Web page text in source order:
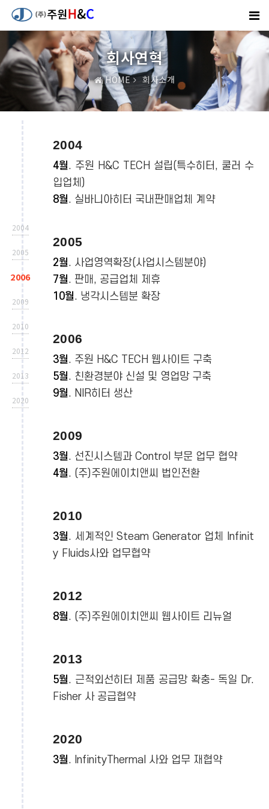
회사연혁
HOME 회사소개
2004
2005
2006
2009
2010
2012
2013
2020
2004
4월. 주원 H&C TECH 설립(특수히터, 쿨러 수
입업체)
8월. 실바니아히터 국내판매업체 계약
2005
2월. 사업영역확장(사업시스템분야)
7월. 판매, 공급업체 제휴
10월. 냉각시스템분 확장
2006
3월. 주원 H&C TECH 웹사이트 구축
5월. 친환경분야 신설 및 영업망 구축
9월. NIR히터 생산
2009
3월. 선진시스템과 Control 부문 업무 협약
4월. (주)주원에이치앤씨 법인전환
2010
3월. 세계적인 Steam Generator 업체 Infinit
y Fluids사와 업무협약
2012
8월. (주)주원에이치앤씨 웹사이트 리뉴얼
2013
5월. 근적외선히터 제품 공급망 확충- 독일 Dr.
Fisher 사 공급협약
2020
3월. InfinityThermal 사와 업무 재협약